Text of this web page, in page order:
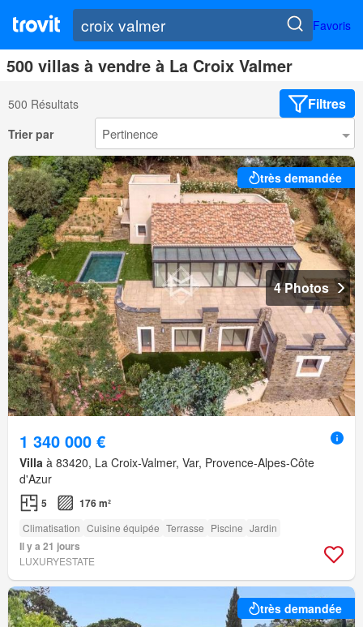
Favoris
500 villas à vendre à La Croix Valmer
500 Résultats Filtres
Trier par
très demandée
4 Photos
1 340 000 €
Villa à 83420, La Croix-Valmer, Var, Provence-Alpes-Côte
d'Azur
5 176 m²
Climatisation Cuisine équipée Terrasse Piscine Jardin
Il y a 21 jours
LUXURYESTATE
très demandée